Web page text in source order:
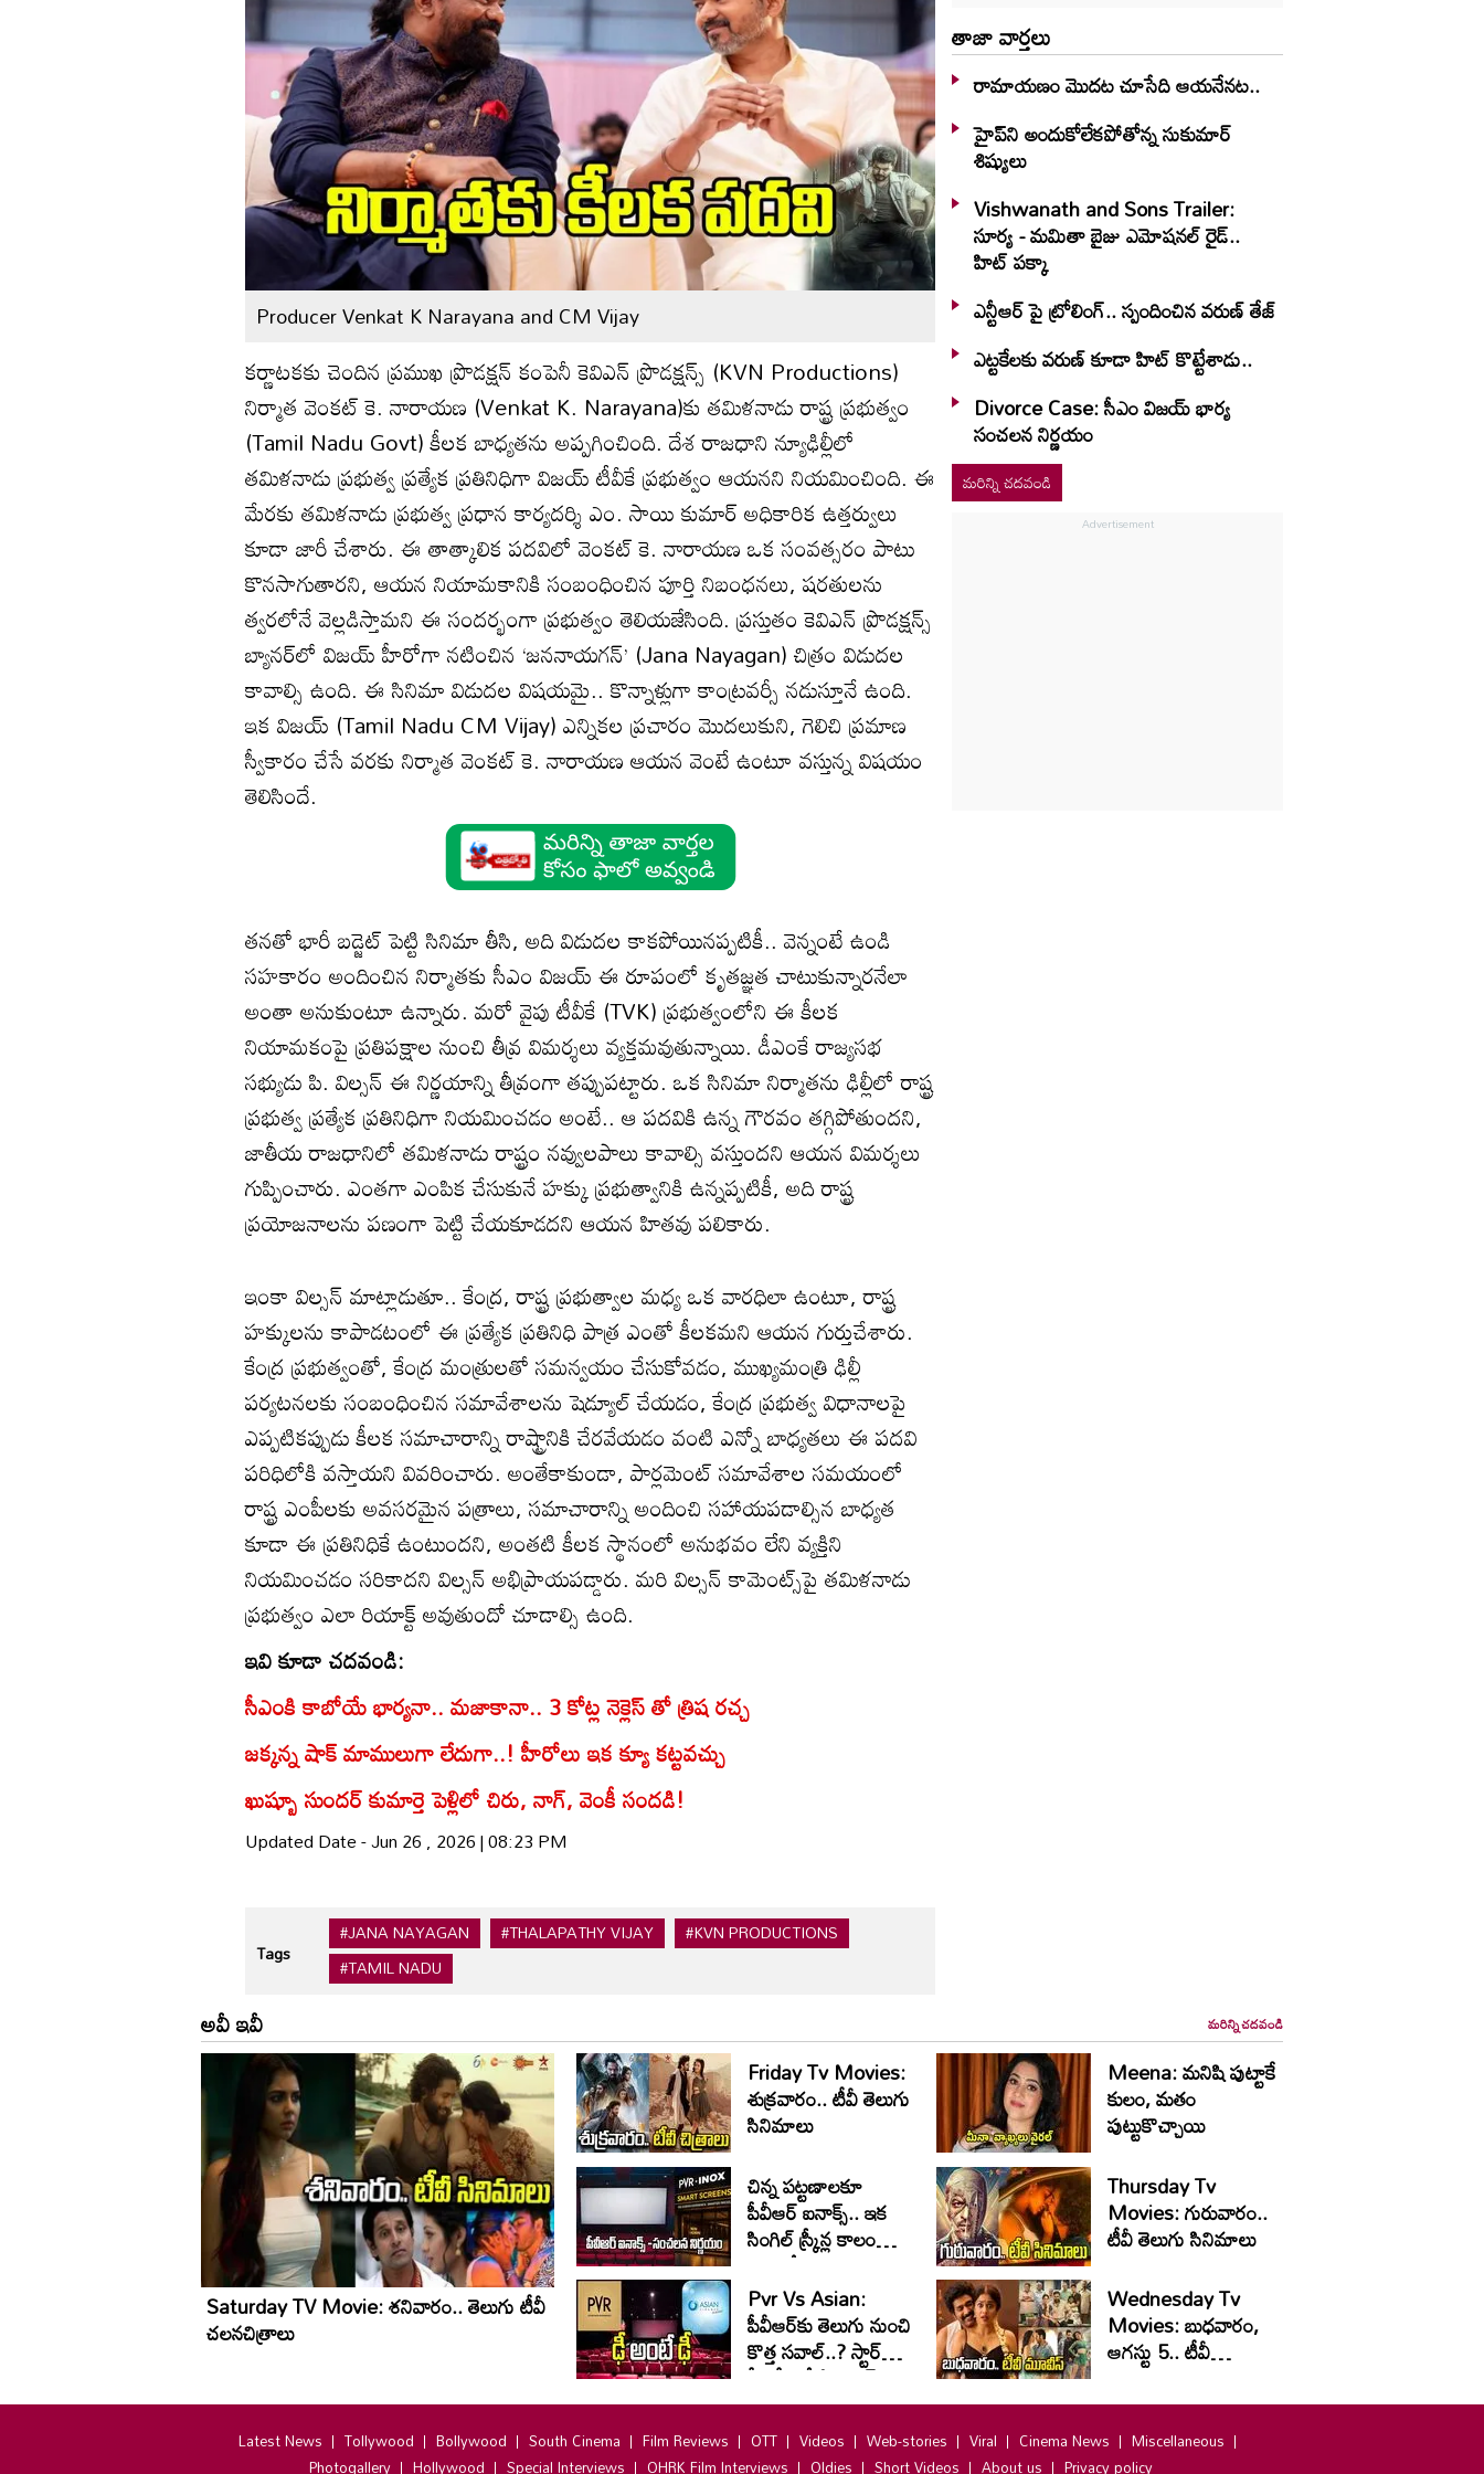
Producer Venkat K Narayana and CM Vijay
కర్ణాటకకు చెందిన ప్రముఖ ప్రొడక్షన్ కంపెనీ కెవిఎన్ ప్రొడక్షన్స్ (KVN Productions)
నిర్మాత వెంకట్ కె. నారాయణ‌ (Venkat K. Narayana)కు తమిళనాడు రాష్ట్ర ప్రభుత్వం
(Tamil Nadu Govt) కీలక బాధ్యతను అప్పగించింది. దేశ రాజధాని న్యూఢిల్లీలో
తమిళనాడు ప్రభుత్వ ప్రత్యేక ప్రతినిధిగా విజయ్ టీవీకే ప్రభుత్వం ఆయనని నియమించింది. ఈ
మేరకు తమిళనాడు ప్రభుత్వ ప్రధాన కార్యదర్శి ఎం. సాయి కుమార్ అధికారిక ఉత్తర్వులు
కూడా జారీ చేశారు. ఈ తాత్కాలిక పదవిలో వెంకట్ కె. నారాయణ ఒక సంవత్సరం పాటు
కొనసాగుతారని, ఆయన నియామకానికి సంబంధించిన పూర్తి నిబంధనలు, షరతులను
త్వరలోనే వెల్లడిస్తామని ఈ సందర్భంగా ప్రభుత్వం తెలియజేసింది. ప్రస్తుతం కెవిఎన్ ప్రొడక్షన్స్
బ్యానర్‌లో విజయ్ హీరోగా నటించిన ‘జననాయగన్’ (Jana Nayagan) చిత్రం విడుదల
కావాల్సి ఉంది. ఈ సినిమా విడుదల విషయమై.. కొన్నాళ్లుగా కాంట్రవర్సీ నడుస్తూనే ఉంది.
ఇక విజయ్ (Tamil Nadu CM Vijay) ఎన్నికల ప్రచారం మొదలుకుని, గెలిచి ప్రమాణ
స్వీకారం చేసే వరకు నిర్మాత వెంకట్ కె. నారాయణ ఆయన వెంటే ఉంటూ వస్తున్న విషయం
తెలిసిందే.
తనతో భారీ బడ్జెట్ పెట్టి సినిమా తీసి, అది విడుదల కాకపోయినప్పటికీ.. వెన్నంటే ఉండి
సహకారం అందించిన నిర్మాతకు సీఎం విజయ్ ఈ రూపంలో కృతజ్ఞత చాటుకున్నారనేలా
అంతా అనుకుంటూ ఉన్నారు. మరో వైపు టీవీకే (TVK) ప్రభుత్వంలోని ఈ కీలక
నియామకంపై ప్రతిపక్షాల నుంచి తీవ్ర విమర్శలు వ్యక్తమవుతున్నాయి. డీఎంకే రాజ్యసభ
సభ్యుడు పి. విల్సన్ ఈ నిర్ణయాన్ని తీవ్రంగా తప్పుపట్టారు. ఒక సినిమా నిర్మాతను ఢిల్లీలో రాష్ట్ర
ప్రభుత్వ ప్రత్యేక ప్రతినిధిగా నియమించడం అంటే.. ఆ పదవికి ఉన్న గౌరవం తగ్గిపోతుందని,
జాతీయ రాజధానిలో తమిళనాడు రాష్ట్రం నవ్వులపాలు కావాల్సి వస్తుందని ఆయన విమర్శలు
గుప్పించారు. ఎంతగా ఎంపిక చేసుకునే హక్కు ప్రభుత్వానికి ఉన్నప్పటికీ, అది రాష్ట్ర
ప్రయోజనాలను పణంగా పెట్టి చేయకూడదని ఆయన హితవు పలికారు.
ఇంకా విల్సన్ మాట్లాడుతూ.. కేంద్ర, రాష్ట్ర ప్రభుత్వాల మధ్య ఒక వారధిలా ఉంటూ, రాష్ట్ర
హక్కులను కాపాడటంలో ఈ ప్రత్యేక ప్రతినిధి పాత్ర ఎంతో కీలకమని ఆయన గుర్తుచేశారు.
కేంద్ర ప్రభుత్వంతో, కేంద్ర మంత్రులతో సమన్వయం చేసుకోవడం, ముఖ్యమంత్రి ఢిల్లీ
పర్యటనలకు సంబంధించిన సమావేశాలను షెడ్యూల్ చేయడం, కేంద్ర ప్రభుత్వ విధానాలపై
ఎప్పటికప్పుడు కీలక సమాచారాన్ని రాష్ట్రానికి చేరవేయడం వంటి ఎన్నో బాధ్యతలు ఈ పదవి
పరిధిలోకి వస్తాయని వివరించారు. అంతేకాకుండా, పార్లమెంట్ సమావేశాల సమయంలో
రాష్ట్ర ఎంపీలకు అవసరమైన పత్రాలు, సమాచారాన్ని అందించి సహాయపడాల్సిన బాధ్యత
కూడా ఈ ప్రతినిధికే ఉంటుందని, అంతటి కీలక స్థానంలో అనుభవం లేని వ్యక్తిని
నియమించడం సరికాదని విల్సన్ అభిప్రాయపడ్డారు. మరి విల్సన్ కామెంట్స్‌‌పై తమిళనాడు
ప్రభుత్వం ఎలా రియాక్ట్ అవుతుందో చూడాల్సి ఉంది.
ఇవి కూడా చదవండి:
సీఎంకి కాబోయే భార్యనా.. మజాకానా.. 3 కోట్ల నెక్లెస్ తో త్రిష రచ్చ
జక్కన్న షాక్‌ మాములుగా లేదుగా..! హీరోలు ఇక క్యూ కట్టవచ్చు
ఖుష్బూ సుందర్ కుమార్తె పెళ్లిలో చిరు, నాగ్, వెంకీ సందడి!
Updated Date - Jun 26 , 2026 | 08:23 PM
Tags
#JANA NAYAGAN #THALAPATHY VIJAY
#KVN PRODUCTIONS
#TAMIL NADU
తాజా వార్తలు
రామాయణం మొదట చూసేది ఆయనేనట..
హైప్‌ని అందుకోలేకపోతోన్న సుకుమార్
శిష్యులు
Vishwanath and Sons Trailer:
సూర్య - మమితా బైజు ఎమోషనల్ రైడ్..
హిట్ పక్కా
ఎన్టీఆర్ పై ట్రోలింగ్.. స్పందించిన వరుణ్ తేజ్
ఎట్టకేలకు వరుణ్ కూడా హిట్ కొట్టేశాడు..
Divorce Case: సీఎం విజయ్ భార్య
సంచలన నిర్ణయం
మరిన్ని చదవండి
అవీ ఇవీ మరిన్ని చదవండి
Saturday TV Movie: శ‌నివారం.. తెలుగు టీవీ
చ‌ల‌న‌చిత్రాలు
Friday Tv Movies:
శుక్ర‌వారం.. టీవీ తెలుగు
సినిమాలు
Meena: మనిషి పుట్టాకే
కులం, మతం
పుట్టుకొచ్చాయి
చిన్న పట్టణాలకూ
పీవీఆర్ ఐనాక్స్.. ఇక
సింగిల్ స్క్రీన్ల కాలం
చెల్లినట్టేనా
Thursday Tv
Movies: గురువారం..
టీవీ తెలుగు సినిమాలు
Pvr Vs Asian:
పీవీఆర్‌కు తెలుగు నుంచి
కొత్త సవాల్..? స్టార్
హీరోలతో ఏసియన్
నారంగ్ భారీ ప్లాన్!
Wednesday Tv
Movies: బుధవారం,
ఆగ‌స్టు 5.. టీవీ
సినిమాలు
Latest News Tollywood Bollywood South Cinema Film Reviews OTT Videos Web-stories Viral Cinema News
Miscellaneous
Photogallery
Hollywood Special Interviews OHRK Film Interviews Oldies Short Videos About us Privacy policy